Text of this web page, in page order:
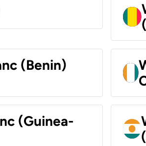
(Benin)
(Guinea-